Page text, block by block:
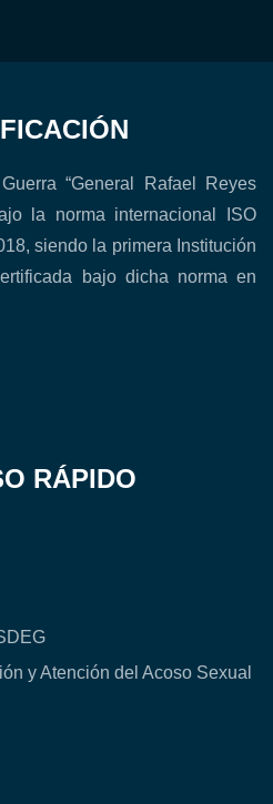
“General Rafael Reyes
la norma internacional ISO
siendo la primera Institución
bajo dicha norma en
RÁPIDO
y Atención del Acoso Sexual